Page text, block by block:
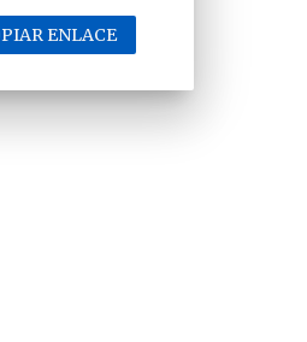
ENLACE